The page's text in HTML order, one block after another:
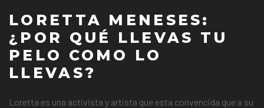
LORETTA MENESES:
¿POR QUÉ LLEVAS TU
PELO COMO LO
LLEVAS?
Loretta es una activista y artista que esta convencida que a su